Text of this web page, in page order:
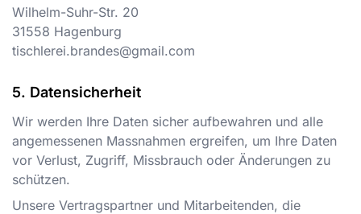
Wilhelm-Suhr-Str. 20
31558 Hagenburg
tischlerei.brandes@gmail.com
Datensicherheit
Wir werden Ihre Daten sicher aufbewahren und alle
angemessenen Massnahmen ergreifen, um Ihre Daten
vor Verlust, Zugriff, Missbrauch oder Änderungen zu
schützen.
Unsere Vertragspartner und Mitarbeitenden, die